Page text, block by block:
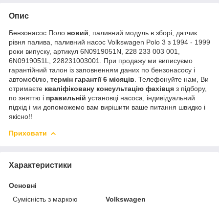
Опис
Бензонасос Поло новий , паливний модуль в зборі, датчик
рівня палива, паливний насос Volkswagen Polo 3 з 1994 - 1999
роки випуску, артикул 6N0919051N, 228 233 003 001,
6N0919051L, 228231003001. При продажу ми виписуємо
гарантійний талон із заповненням даних по бензонасосу і
автомобілю, термін гарантії 6 місяців . Телефонуйте нам, Ви
отримаєте кваліфіковану консультацію фахівця з підбору,
по зняттю і правильній установці насоса, індивідуальний
підхід і ми допоможемо вам вирішити ваше питання швидко і
якісно!!
Приховати
Характеристики
Основні
Сумісність з маркою
Volkswagen